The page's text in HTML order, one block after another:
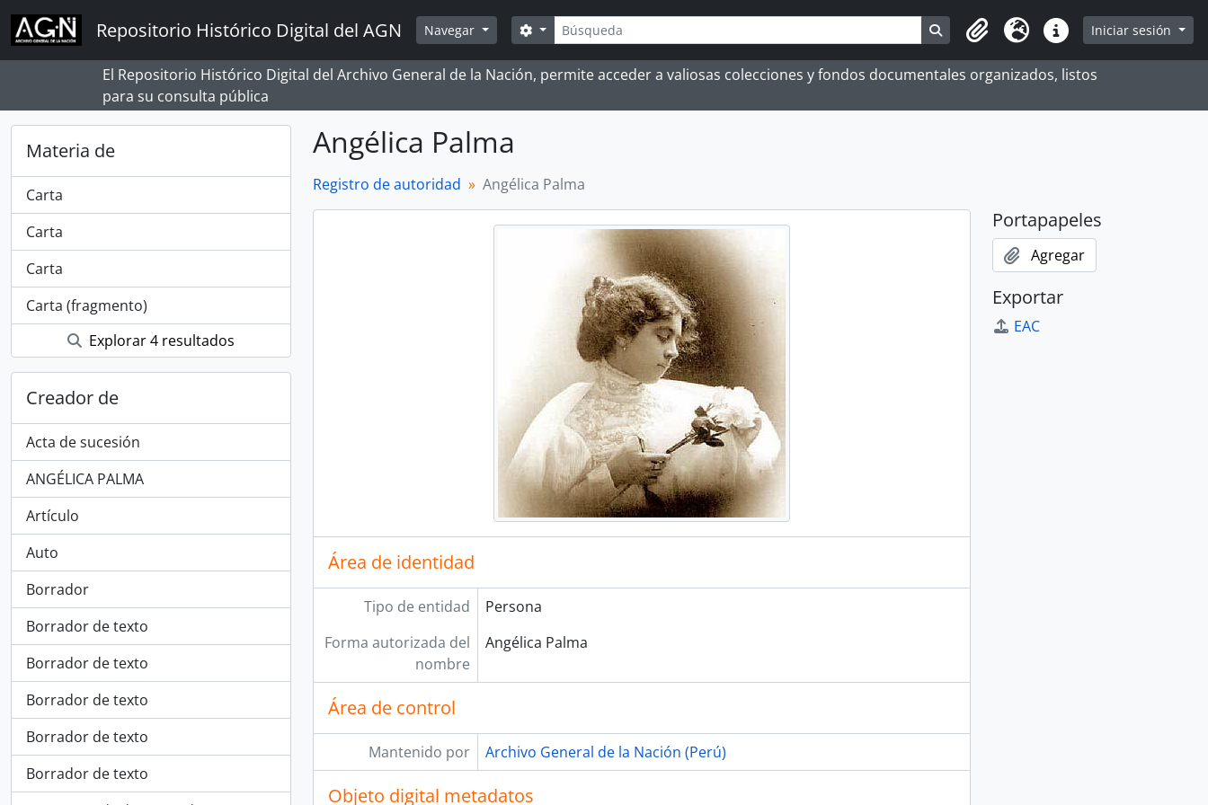
Skip to main content
Repositorio Histórico Digital del AGN Navegar Búsqueda
Search options Search in browse page
Portapapeles
Idioma Enlaces rápidos
Iniciar sesión
El Repositorio Histórico Digital del Archivo General de la Nación, permite acceder a valiosas colecciones y fondos documentales organizados, listos
para su consulta pública
Materia de
Carta
Carta
Carta
Carta (fragmento)
Explorar 4 resultados
Creador de
Acta de sucesión
ANGÉLICA PALMA
Artículo
Auto
Borrador
Borrador de texto
Borrador de texto
Borrador de texto
Borrador de texto
Borrador de texto
Angélica Palma
Registro de autoridad Angélica Palma
Área de identidad
Tipo de entidad
Persona
Forma autorizada del
nombre
Angélica Palma
Área de control
Mantenido por Archivo General de la Nación (Perú)
Objeto digital metadatos
Portapapeles
Agregar
Exportar
EAC